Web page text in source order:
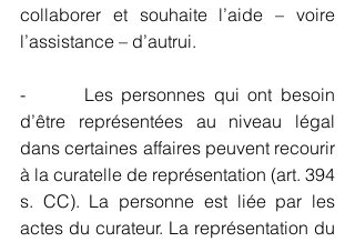
collaborer et souhaite l’aide – voire
l’assistance – d’autrui.
-       Les personnes qui ont besoin
d’être représentées au niveau légal
dans certaines affaires peuvent recourir
à la curatelle de représentation (art. 394
s. CC). La personne est liée par les
actes du curateur. La représentation du